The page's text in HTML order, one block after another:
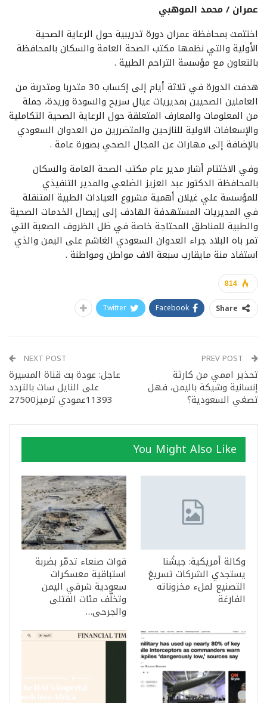
عمران / محمد الموهبي
اختتمت بمحافظة عمران دورة تدريبية حول الرعاية الصحية
الأولية والتي نظمها مكتب الصحة العامة والسكان بالمحافظة
بالتعاون مع مؤسسة التراحم الطبية .
هدفت الدورة في ثلاثة أيام إلى إكساب 30 متدربا ومتدربة من
العاملين الصحيين بمديريات عيال سريح والسودة وريدة، جملة
من المعلومات والمعارف المتعلقة حول الرعاية الصحية التكاملية
والإسعافات الاولية للنازحين والمتضررين من العدوان السعودي
بالإضافة إلى مهارات عن المجال الصحي بصورة عامة .
وفي الاختتام أشار مدير عام مكتب الصحة العامة والسكان
بالمحافظة الدكتور عبد العزيز الضلعي والمدير التنفيذي
للمؤسسة علي غيلان أهمية مشروع العيادات الطبية المتنقلة
في المديريات المستهدفة الهادف إلى إيصال الخدمات الصحية
والطبية للمناطق المحتاجة خاصة في ظل الظروف الصعبة التي
تمر باه البلاد جراء العدوان السعودي الغاشم على اليمن والذي
استفاد منة مايقارب سبعة الاف مواطن ومواطنة .
814
Share
Facebook
Twitter
تحذير اممي من كارثة
إنسانية وشيكة باليمن، فهل
تصغي السعودية؟
NEXT POST
عاجل: عودة بث قناة المسيرة
على النايل سات بالتردد
11393عمودي ترميز27500
You Might Also Like
وكالة أمريكية: جيشُنا
يستجدي الشركات تسريعَ
التصنيع لملء مخزوناته
الفارغة
قوات صنعاء تدمّر بضربة
استباقية معسكرات
سعودية شرقي اليمن
وتخلّف مئات القتلى
والجرحى…